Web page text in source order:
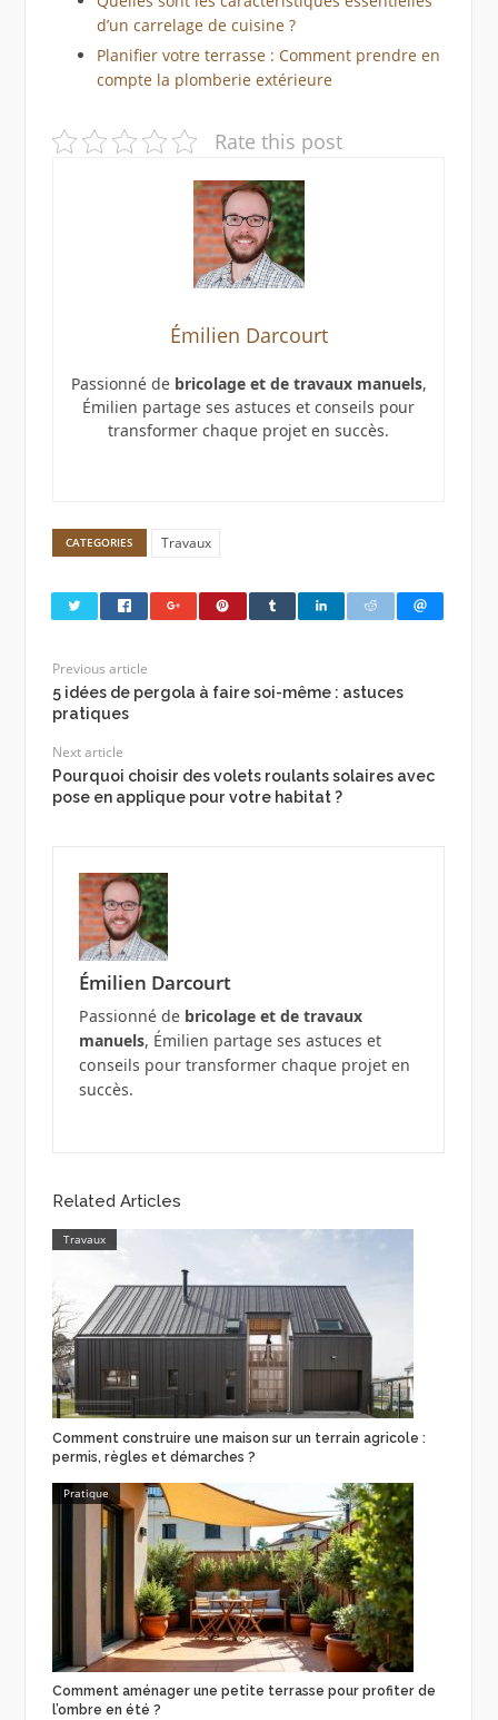
d’un carrelage de cuisine ?
Planifier votre terrasse : Comment prendre en
compte la plomberie extérieure
Rate this post
Émilien Darcourt
Passionné de bricolage et de travaux manuels,
Émilien partage ses astuces et conseils pour
transformer chaque projet en succès.
CATEGORIES Travaux
Previous article
5 idées de pergola à faire soi-même : astuces
pratiques
Next article
Pourquoi choisir des volets roulants solaires avec
pose en applique pour votre habitat ?
Émilien Darcourt
Passionné de bricolage et de travaux
manuels, Émilien partage ses astuces et
conseils pour transformer chaque projet en
succès.
Related Articles
Travaux
Comment construire une maison sur un terrain agricole :
permis, règles et démarches ?
Pratique
Comment aménager une petite terrasse pour profiter de
l’ombre en été ?